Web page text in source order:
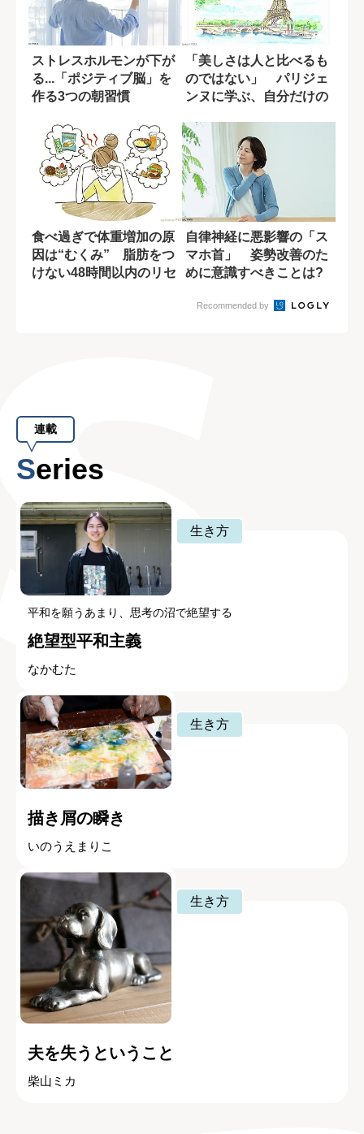
ストレスホルモンが下が
る...「ポジティブ脳」を
作る3つの朝習慣
「美しさは人と比べるも
のではない」 パリジェ
ンヌに学ぶ、自分だけの
食べ過ぎで体重増加の原
因は“むくみ” 脂肪をつ
けない48時間以内のリセ
自律神経に悪影響の「ス
マホ首」 姿勢改善のた
めに意識すべきことは?
Recommended by
連載
Series
生き方
平和を願うあまり、思考の沼で絶望する
絶望型平和主義
なかむた
生き方
描き屑の瞬き
いのうえまりこ
生き方
夫を失うということ
柴山ミカ